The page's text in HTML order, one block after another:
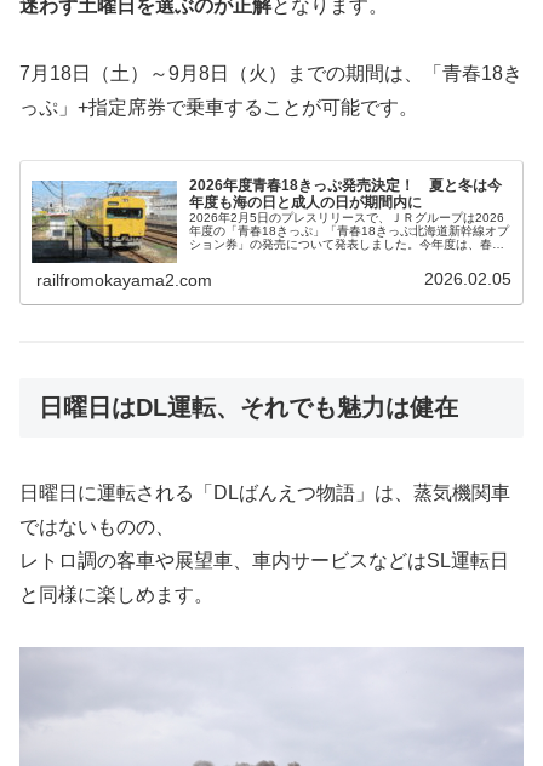
迷わず土曜日を選ぶのが正解となります。
7月18日（土）～9月8日（火）までの期間は、「青春18き
っぷ」+指定席券で乗車することが可能です。
2026年度青春18きっぷ発売決定！ 夏と冬は今
年度も海の日と成人の日が期間内に
2026年2月5日のプレスリリースで、ＪＲグループは2026
年度の「青春18きっぷ」「青春18きっぷ北海道新幹線オプ
ション券」の発売について発表しました。今年度は、春・
度は、大きな変更はなく昨年と同様に夏と冬については3
連休を期間に含んでいます。
railfromokayama2.com 2026.02.05
日曜日はDL運転、それでも魅力は健在
日曜日に運転される「DLばんえつ物語」は、蒸気機関車
ではないものの、
レトロ調の客車や展望車、車内サービスなどはSL運転日
と同様に楽しめます。